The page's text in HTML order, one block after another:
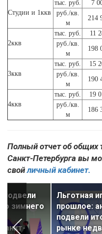
Студии и 1ккв
тыс. руб. 7
руб./кв.
м
214
2ккв
тыс. руб. 11
руб./кв.
м
198
3ккв
тыс. руб. 15
руб./кв.
м
190
4ккв
тыс. руб. 19
руб./кв.
м
186
Полный отчет об общих
Санкт-Петербурга вы
свойличный кабинет.
подвели
зимнего
Льготная
прошлое:
подвели
рынке